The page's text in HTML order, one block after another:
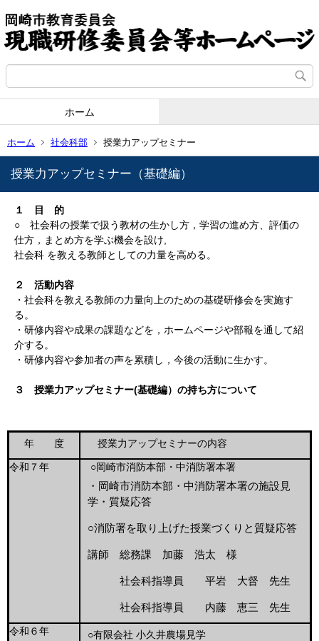
ホーム
ホーム 社会科部 授業力アップセミナー
授業力アップセミナー（基礎編）
１ 目 的
○ 社会科の授業で扱う教材の生かし方，学習の進め方、評価の
仕方，まとめ方を学ぶ機会を設け,
社会科 を教える教師としての力量を高める。
２ 活動内容
・社会科を教える教師の力量向上のための基礎研修会を実施す
る。
・研修内容や成果の課題などを，ホームページや部報を通して紹
介する。
・研修内容や参加者の声を累積し，今後の活動に生かす。
３ 授業力アップセミナー(基礎編）の持ち方について
年 度 授業力アップセミナーの内容
令和７年 ○岡崎市消防本部・中消防署本署
・ 岡崎市消防本部・中消防署本署の施設見
学・質疑応答
○消防署を取り上げた授業づくりと質疑応答
講師 総務課 加藤 浩太 様
社会科指導員 平岩 大督 先生
社会科指導員 内藤 恵三 先生
令和６年 ○有限会社 小久井農場見学